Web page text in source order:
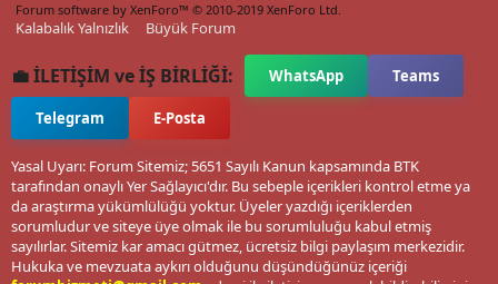
Forum software by XenForo™ © 2010-2019 XenForo Ltd.
Kalabalık Yalnızlık Büyük Forum
💼 İLETİŞİM ve İŞ BİRLİĞİ: WhatsApp Teams
Telegram E-Posta
Yasal Uyarı: Forum Sitemiz; 5651 Sayılı Kanun kapsamında BTK
tarafından onaylı Yer Sağlayıcı'dır. Bu sebeple içerikleri kontrol etme ya
da araştırma yükümlülüğü yoktur. Üyeler yazdığı içeriklerden
sorumludur ve siteye üye olmak ile bu sorumluluğu kabul etmiş
sayılırlar. Sitemiz kar amacı gütmez, ücretsiz bilgi paylaşım merkezidir.
Hukuka ve mevzuata aykırı olduğunu düşündüğünüz içeriği